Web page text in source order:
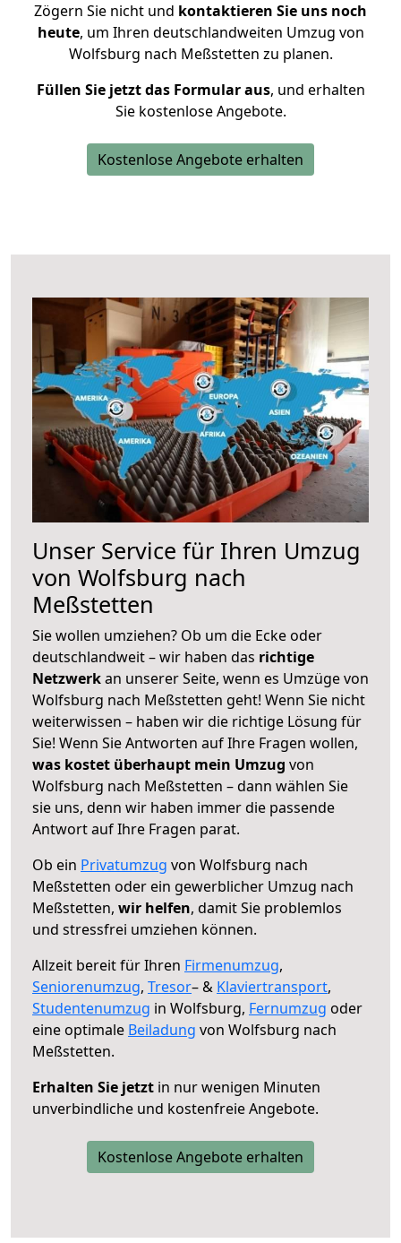
Zögern Sie nicht und kontaktieren Sie uns noch
heute, um Ihren deutschlandweiten Umzug von
Wolfsburg nach Meßstetten zu planen.
Füllen Sie jetzt das Formular aus, und erhalten
Sie kostenlose Angebote.
Kostenlose Angebote erhalten
Unser Service für Ihren Umzug
von Wolfsburg nach
Meßstetten
Sie wollen umziehen? Ob um die Ecke oder
deutschlandweit – wir haben das richtige
Netzwerkan unserer Seite, wenn es Umzüge von
Wolfsburg nach Meßstetten geht! Wenn Sie nicht
weiterwissen – haben wir die richtige Lösung für
Sie! Wenn Sie Antworten auf Ihre Fragen wollen,
was kostet überhaupt mein Umzug von
Wolfsburg nach Meßstetten – dann wählen Sie
sie uns, denn wir haben immer die passende
Antwort auf Ihre Fragen parat.
Ob ein Privatumzug von Wolfsburg nach
Meßstetten oder ein gewerblicher Umzug nach
Meßstetten, wir helfen, damit Sie problemlos
und stressfrei umziehen können.
Allzeit bereit für Ihren Firmenumzug,
Seniorenumzug, Tresor– & Klaviertransport,
Studentenumzug in Wolfsburg, Fernumzug oder
eine optimale Beiladung von Wolfsburg nach
Meßstetten.
Erhalten Sie jetzt in nur wenigen Minuten
unverbindliche und kostenfreie Angebote.
Kostenlose Angebote erhalten